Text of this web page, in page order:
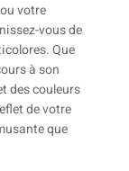
votre
vous de
Que
à son
des couleurs
de votre
que